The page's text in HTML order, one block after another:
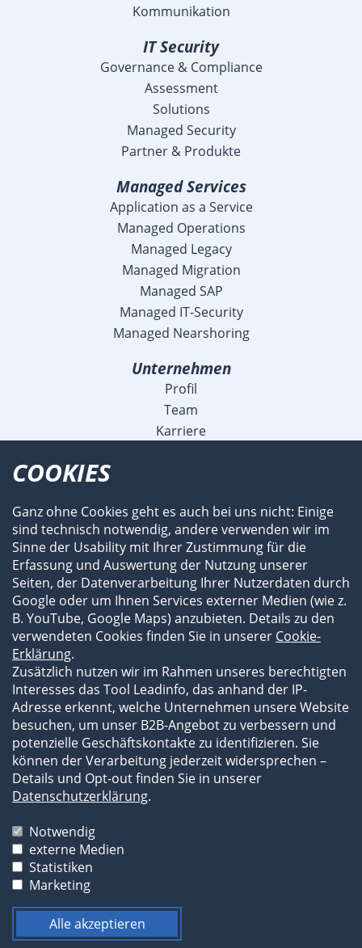
Kommunikation
IT Security
Governance & Compliance
Assessment
Solutions
Managed Security
Partner & Produkte
Managed Services
Application as a Service
Managed Operations
Managed Legacy
Managed Migration
Managed SAP
Managed IT-Security
Managed Nearshoring
Unternehmen
Profil
Team
Karriere
Referenzen
Fachartikel und Videos
Flyer und Broschüren
Newsroom
Subauftragnehmer
Impressum
Datenschutzerklärung
AGB
Die Bilder und Texte unserer Website sind
urheberrechtlich geschützt und dürfen durch Dritte
werden.
COOKIES
Ganz ohne Cookies geht es auch bei uns nicht: Einige
sind technisch notwendig, andere verwenden wir im
Sinne der Usability mit Ihrer Zustimmung für die
Erfassung und Auswertung der Nutzung unserer
Seiten, der Datenverarbeitung Ihrer Nutzerdaten durch
Google oder um Ihnen Services externer Medien (wie z.
B. YouTube, Google Maps) anzubieten. Details zu den
verwendeten Cookies finden Sie in unserer Cookie-
Erklärung.
Zusätzlich nutzen wir im Rahmen unseres berechtigten
Interesses das Tool Leadinfo, das anhand der IP-
Adresse erkennt, welche Unternehmen unsere Website
besuchen, um unser B2B-Angebot zu verbessern und
potenzielle Geschäftskontakte zu identifizieren. Sie
können der Verarbeitung jederzeit widersprechen –
Details und Opt-out finden Sie in unserer
Datenschutzerklärung.
Notwendig
externe Medien
Statistiken
Marketing
Alle akzeptieren